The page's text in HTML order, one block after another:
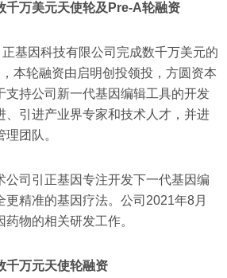
千万美元天使轮及Pre-A轮融资
基因科技有限公司完成数千万美元的
本轮融资由启明创投领投，方圆资本
支持公司新一代基因编辑工具的开发
、引进产业界专家和技术人才，并进
团队。
公司引正基因专注开发下一代基因编
更精准的基因疗法。公司2021年8月
物的相关研发工作。
千万元天使轮融资